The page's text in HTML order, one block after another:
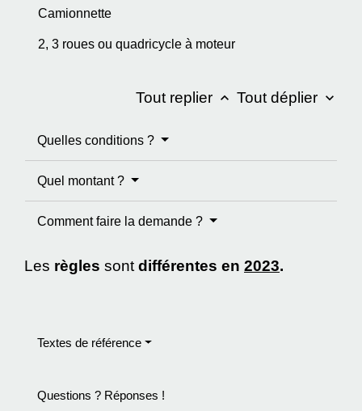
Camionnette
2, 3 roues ou quadricycle à moteur
Tout replier keyboard_arrow_up Tout déplier keyboard_arrow_down
Quelles conditions ?
Quel montant ?
Comment faire la demande ?
Les règles sont différentes en 2023.
Textes de référence
Questions ? Réponses !